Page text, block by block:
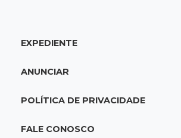
Profissionais da Educação:
EXPEDIENTE
ANUNCIAR
POLÍTICA DE PRIVACIDADE
FALE CONOSCO